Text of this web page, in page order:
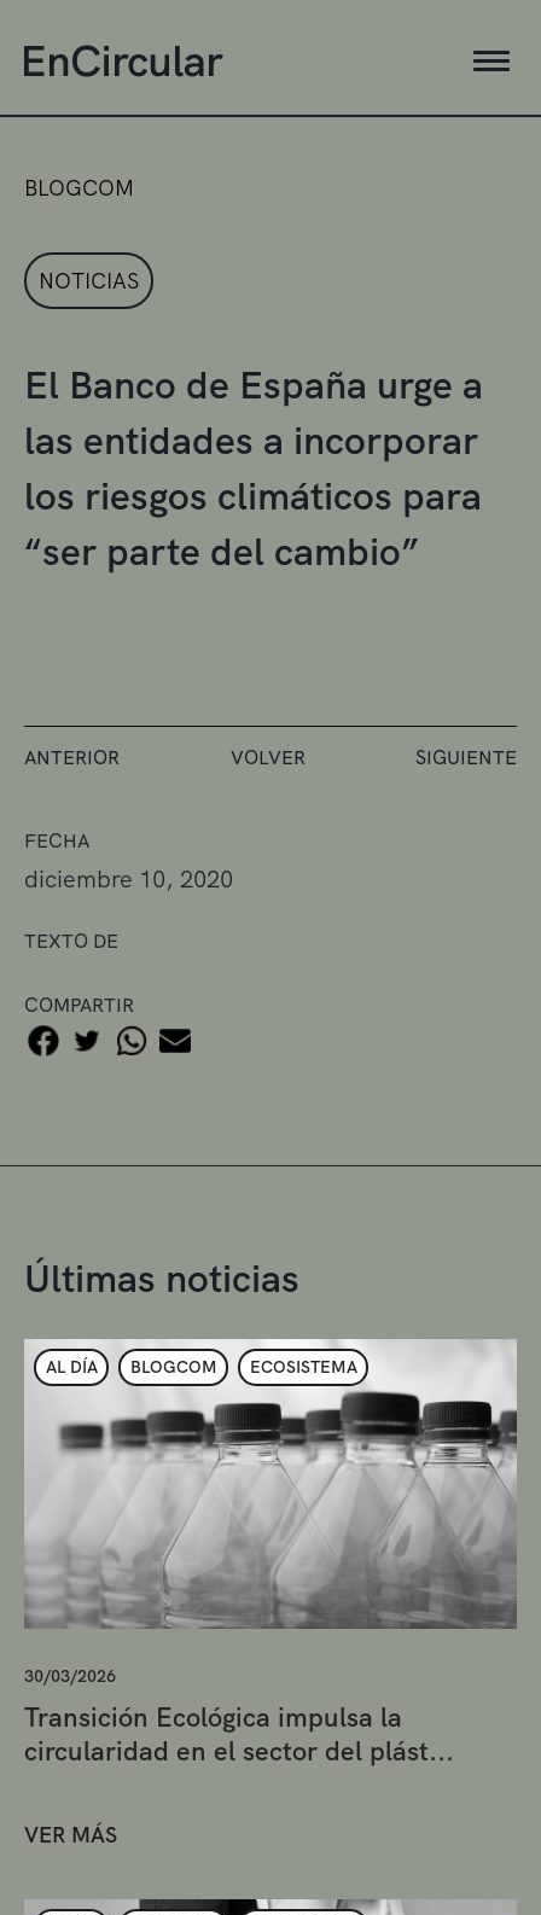
FECHA
diciembre 10, 2020
TEXTO DE
COMPARTIR
BLOGCOM
NOTICIAS
El Banco de España urge a
las entidades a incorporar
los riesgos climáticos para
“ser parte del cambio”
ANTERIOR VOLVER SIGUIENTE
Últimas noticias
AL DÍA BLOGCOM ECOSISTEMA
30/03/2026
Transición Ecológica impulsa la
circularidad en el sector del plást...
VER MÁS